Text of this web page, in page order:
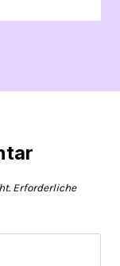
Erforderliche